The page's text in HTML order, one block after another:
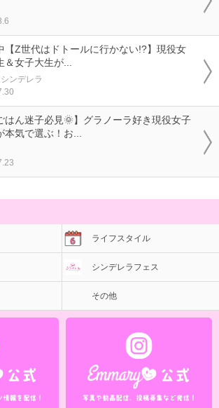
【Z世代はドトールに行かない!?】現役女
＆女子大生が...
ンデレラ
はん迷子必見🌞】グラノーラ好き現役女子
本気で選ぶ！お...
ライフスタイル
シンデレラフェス
その他